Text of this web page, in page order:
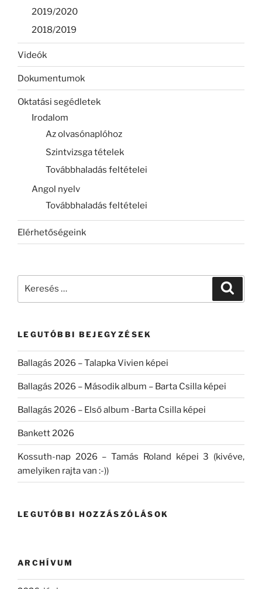
2019/2020
2018/2019
Videók
Dokumentumok
Oktatási segédletek
Irodalom
Az olvasónaplóhoz
Szintvizsga tételek
Továbbhaladás feltételei
Angol nyelv
Továbbhaladás feltételei
Elérhetőségeink
LEGUTÓBBI BEJEGYZÉSEK
Ballagás 2026 – Talapka Vivien képei
Ballagás 2026 – Második album – Barta Csilla képei
Ballagás 2026 – Első album -Barta Csilla képei
Bankett 2026
Kossuth-nap 2026 – Tamás Roland képei 3 (kivéve,
amelyiken rajta van :-))
LEGUTÓBBI HOZZÁSZÓLÁSOK
ARCHÍVUM